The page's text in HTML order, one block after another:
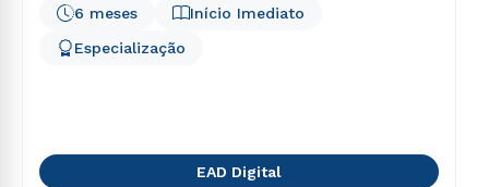
Início Imediato
6 meses
Especialização
EAD Digital